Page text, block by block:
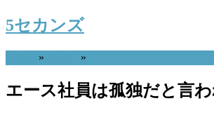
5セカンズ
» »
エース社員は孤独だと言